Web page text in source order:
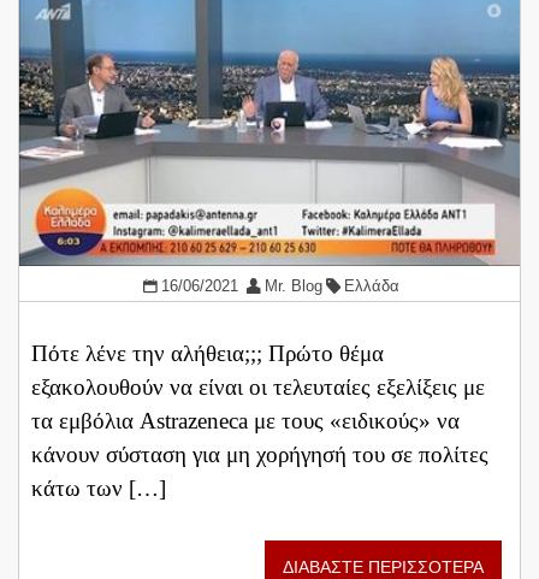
16/06/2021 Mr. Blog Ελλάδα
Πότε λένε την αλήθεια;;; Πρώτο θέμα
εξακολουθούν να είναι οι τελευταίες εξελίξεις με
τα εμβόλια Astrazeneca με τους «ειδικούς» να
κάνουν σύσταση για μη χορήγησή του σε πολίτες
κάτω των […]
ΔΙΑΒΑΣΤΕ ΠΕΡΙΣΣΟΤΕΡΑ